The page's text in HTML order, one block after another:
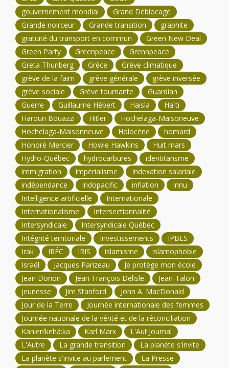
gouvernement mondial
Grand Déblocage
Grande noirceur
Grande transition
graphite
gratuité du transport en commun
Green New Deal
Green Party
Greenpeace
Grennpeace
Greta Thunberg
Grèce
Grève climatique
grève de la faim
grève générale
grève inversée
grève sociale
Grève tournante
Guardian
Guerre
Guillaume Hébert Haisla
Haïti
Haroun Bouazzi
Hitler
Hochelaga-Maisoneuve
Hochelaga-Maisonneuve
Holocène
homard
Honoré Mercier
Howie Hawkins
Huit mars
Hydro-Québec
hydrocarbures
identitarisme
immigration
impérialisme
Indexation salariale
indépendance
Indopacific inflation
Innu
Intelligence artificielle
Internationale
Internationalisme
Intersectionnalité
Intersyndicale
Intersyndicale Québec
Intégrité territoriale
Investissements
IPBES
Irak
IRÉC IRIS islamisme
islamophobie
Israël
Jacques Parizeau
Je protège mon école
Jean Dorion
Jean-François Delisle
Jean-Talon
jeunesse
Jim Stanford
John A. MacDonald
Jour de la Terre
Journée internationale des femmes
Journée nationale de la vérité et de la réconciliation
Kanien’kehá:ka
Karl Marx
L'Aut'Journal
L'Autre
La grande transition
La planète s'invite
La planète s'invite au parlement
La Presse